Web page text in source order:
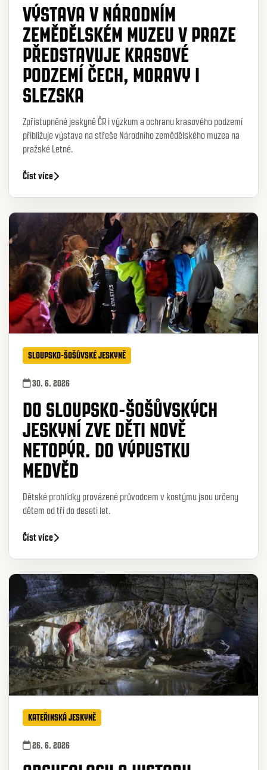
VÝSTAVA V NÁRODNÍM
ZEMĚDĚLSKÉM MUZEU V PRAZE
PŘEDSTAVUJE KRASOVÉ
PODZEMÍ ČECH, MORAVY I
SLEZSKA
Zpřístupněné jeskyně ČR i výzkum a ochranu krasového podzemí
přibližuje výstava na střeše Národního zemědělského muzea na
pražské Letné.
Číst více
SLOUPSKO-ŠOŠŮVSKÉ JESKYNĚ
30. 6. 2026
DO SLOUPSKO-ŠOŠŮVSKÝCH
JESKYNÍ ZVE DĚTI NOVĚ
NETOPÝR. DO VÝPUSTKU
MEDVĚD
Dětské prohlídky provázené průvodcem v kostýmu jsou určeny
dětem od tří do deseti let.
Číst více
KATEŘINSKÁ JESKYNĚ
26. 6. 2026